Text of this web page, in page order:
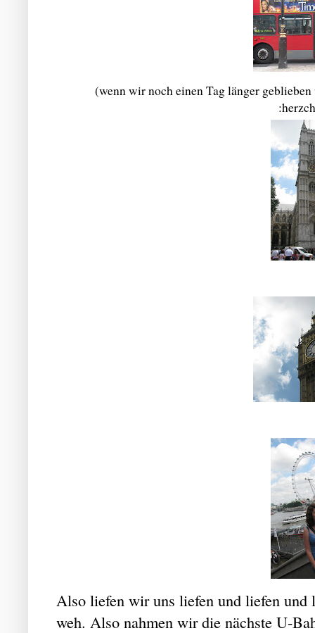
(wenn wir noch einen Tag länger
Also liefen wir uns liefen und liefen und
weh. Also nahmen wir die nächste U-